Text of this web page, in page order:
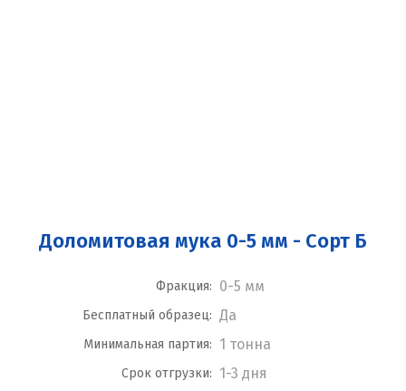
Доломитовая мука 0-5 мм - Сорт Б
Фракция: 0-5 мм
Бесплатный образец: Да
Минимальная партия: 1 тонна
Срок отгрузки: 1-3 дня